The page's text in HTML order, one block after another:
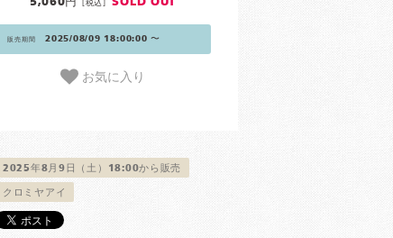
[税込]
販売期間 2025/08/09 18:00:00 〜
お気に入り
2025年8月9日（土）18:00から販売
クロミヤアイ